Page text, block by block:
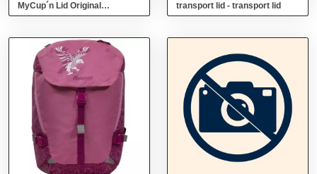
MyCup´n Lid Original
mustyyellow
transport lid - transport lid